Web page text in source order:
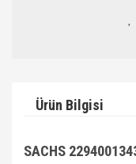
Ürün Bilgisi
SACHS